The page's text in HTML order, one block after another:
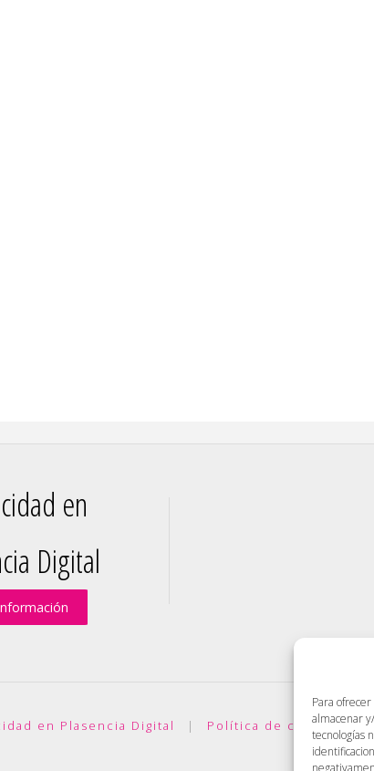
Para
almacenar
tecnologías
en
Digital
en Plasencia Digital |
Política de cookies (UE)